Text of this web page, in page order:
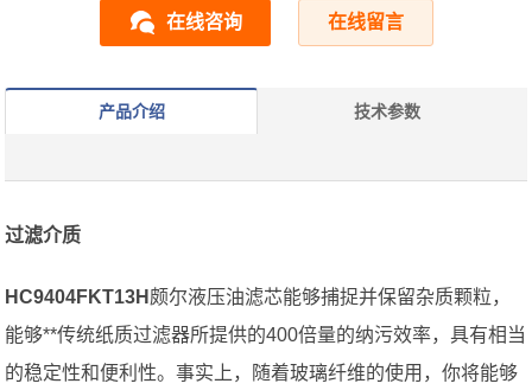
在线咨询 在线留言
产品介绍 技术参数
过滤介质
HC9404FKT13H 颇尔液压油滤芯能够捕捉并保留杂质颗粒，
能够**传统纸质过滤器所提供的400倍量的纳污效率，具有相当
的稳定性和便利性。事实上，随着玻璃纤维的使用，你将能够